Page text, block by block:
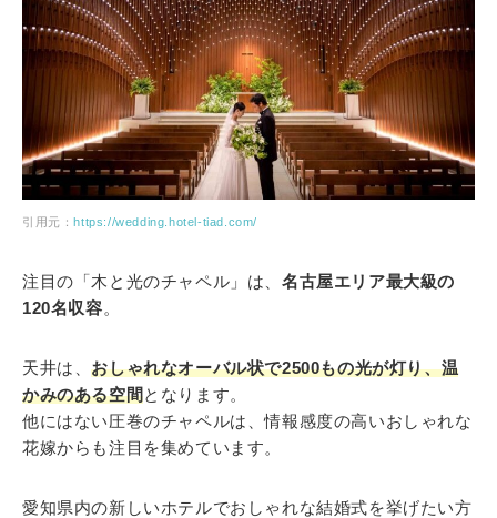
引用元：https://wedding.hotel-tiad.com/
注目の「木と光のチャペル」は、 名古屋エリア最大級の
120名収容。
天井は、おしゃれなオーバル状で2500もの光が灯り、温
かみのある空間となります。
他にはない圧巻のチャペルは、情報感度の高いおしゃれな
花嫁からも注目を集めています。
愛知県内の新しいホテルでおしゃれな結婚式を挙げたい方